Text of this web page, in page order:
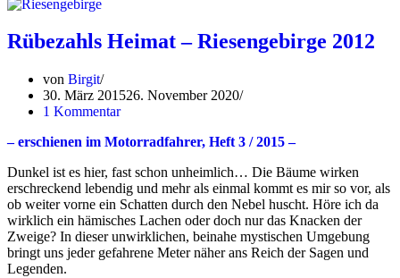
Motorrad-
eines
Weltreisenden
Rübezahls Heimat – Riesengebirge 2012
von Birgit
30. März 201526. November 2020
1 Kommentar
– erschienen im Motorradfahrer, Heft 3 / 2015 –
Dunkel ist es hier, fast schon unheimlich… Die Bäume wirken
erschreckend lebendig und mehr als einmal kommt es mir so vor, als
ob weiter vorne ein Schatten durch den Nebel huscht. Höre ich da
wirklich ein hämisches Lachen oder doch nur das Knacken der
Zweige? In dieser unwirklichen, beinahe mystischen Umgebung
bringt uns jeder gefahrene Meter näher ans Reich der Sagen und
Legenden.